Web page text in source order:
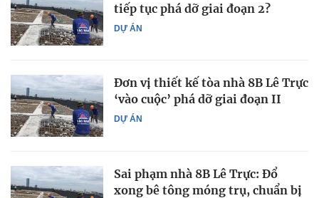
DỰ ÁN
tiếp tục phá dỡ giai đoạn 2?
DỰ ÁN
Đơn vị thiết kế tòa nhà 8B Lê Trực
‘vào cuộc’ phá dỡ giai đoạn II
Sai phạm nhà 8B Lê Trực: Đổ
xong bê tông móng trụ, chuẩn bị